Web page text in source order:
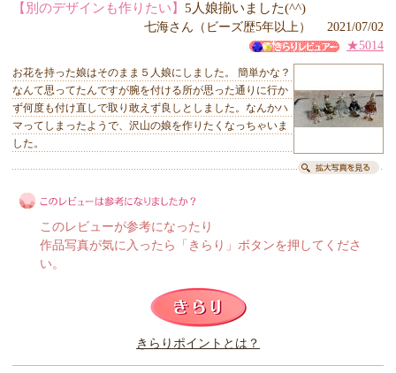
【別のデザインも作りたい】 5人娘揃いました(^^)
七海さん（ビーズ歴5年以上） 2021/07/02
★5014
お花を持った娘はそのまま５人娘にしました。 簡単かな？
なんて思ってたんですが腕を付ける所が思った通りに行か
ず何度も付け直しで取り敢えず良しとしました。なんかハ
マってしまったようで、沢山の娘を作りたくなっちゃいま
した。
このレビューは参考になりましたか？
このレビューが参考になったり
作品写真が気に入ったら「きらり」ボタンを押してくださ
い。
きらりポイントとは？